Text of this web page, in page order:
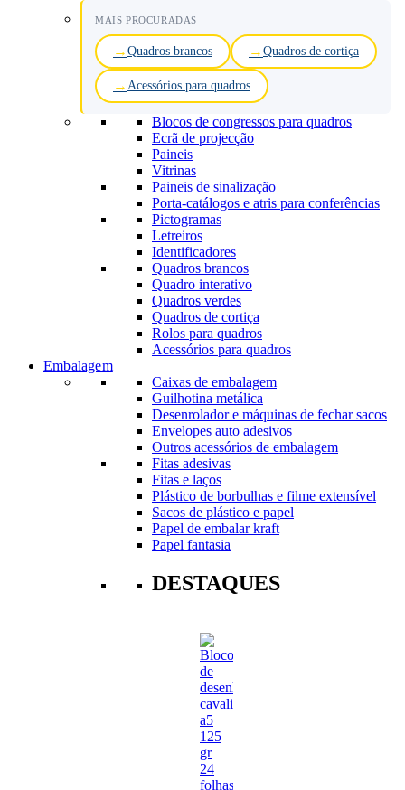
MAIS PROCURADAS
Quadros brancos Quadros de cortiça
Acessórios para quadros
Blocos de congressos para quadros
Ecrã de projecção
Paineis
Vitrinas
Paineis de sinalização
Porta-catálogos e atris para conferências
Pictogramas
Letreiros
Identificadores
Quadros brancos
Quadro interativo
Quadros verdes
Quadros de cortiça
Rolos para quadros
Acessórios para quadros
Embalagem
Caixas de embalagem
Guilhotina metálica
Desenrolador e máquinas de fechar sacos
Envelopes auto adesivos
Outros acessórios de embalagem
Fitas adesivas
Fitas e laços
Plástico de borbulhas e filme extensível
Sacos de plástico e papel
Papel de embalar kraft
Papel fantasia
DESTAQUES